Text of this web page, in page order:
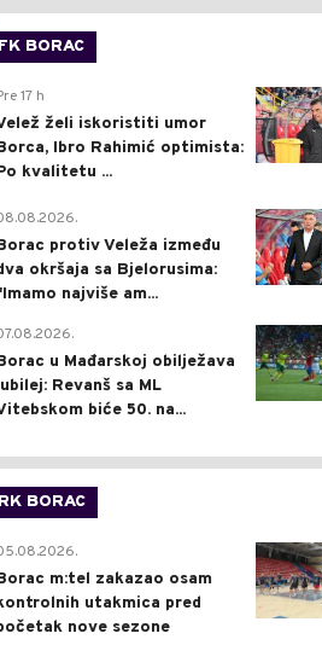
FK BORAC
17 h
želi iskoristiti umor
Ibro Rahimić optimista:
kvalitetu ...
protiv Veleža između
okršaja sa Bjelorusima:
najviše am...
u Mađarskoj obilježava
Revanš sa ML
biće 50. na...
RK BORAC
m:tel zakazao osam
utakmica pred
nove sezone